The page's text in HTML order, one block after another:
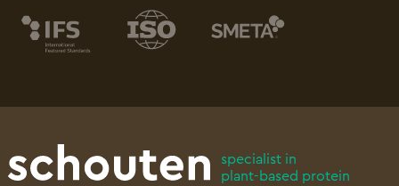
specialist in
plant-based protein